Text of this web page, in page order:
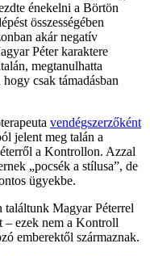
énekelni a Börtön
összességében
akár negatív
Péter karaktere
megtanulhatta
csak támadásban
vendégszerzőként
jelent meg talán a
a Kontrollon. Azzal
„pocsék a stílusa”, de
ügyekbe.
találtunk Magyar Péterrel
– ezek nem a Kontroll
emberektől származnak.